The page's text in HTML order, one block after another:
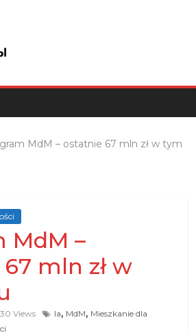
MdM – ostatnie 67 mln zł w tym
MdM –
mln zł w
Views la, MdM, Mieszkanie dla